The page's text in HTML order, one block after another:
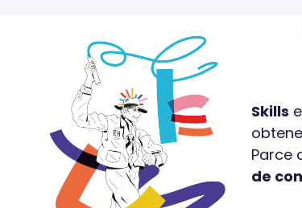
Skills
Parce
de